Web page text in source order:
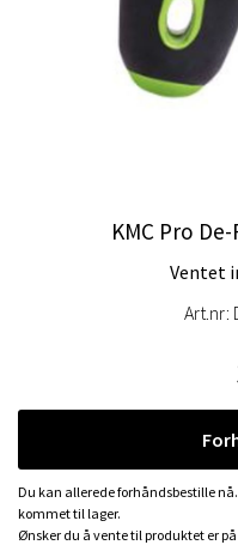
KMC Pro
Ventet
Art.nr:
Du kan allerede forhåndsbestille
kommet til lager.
Ønsker du å vente til produktet er